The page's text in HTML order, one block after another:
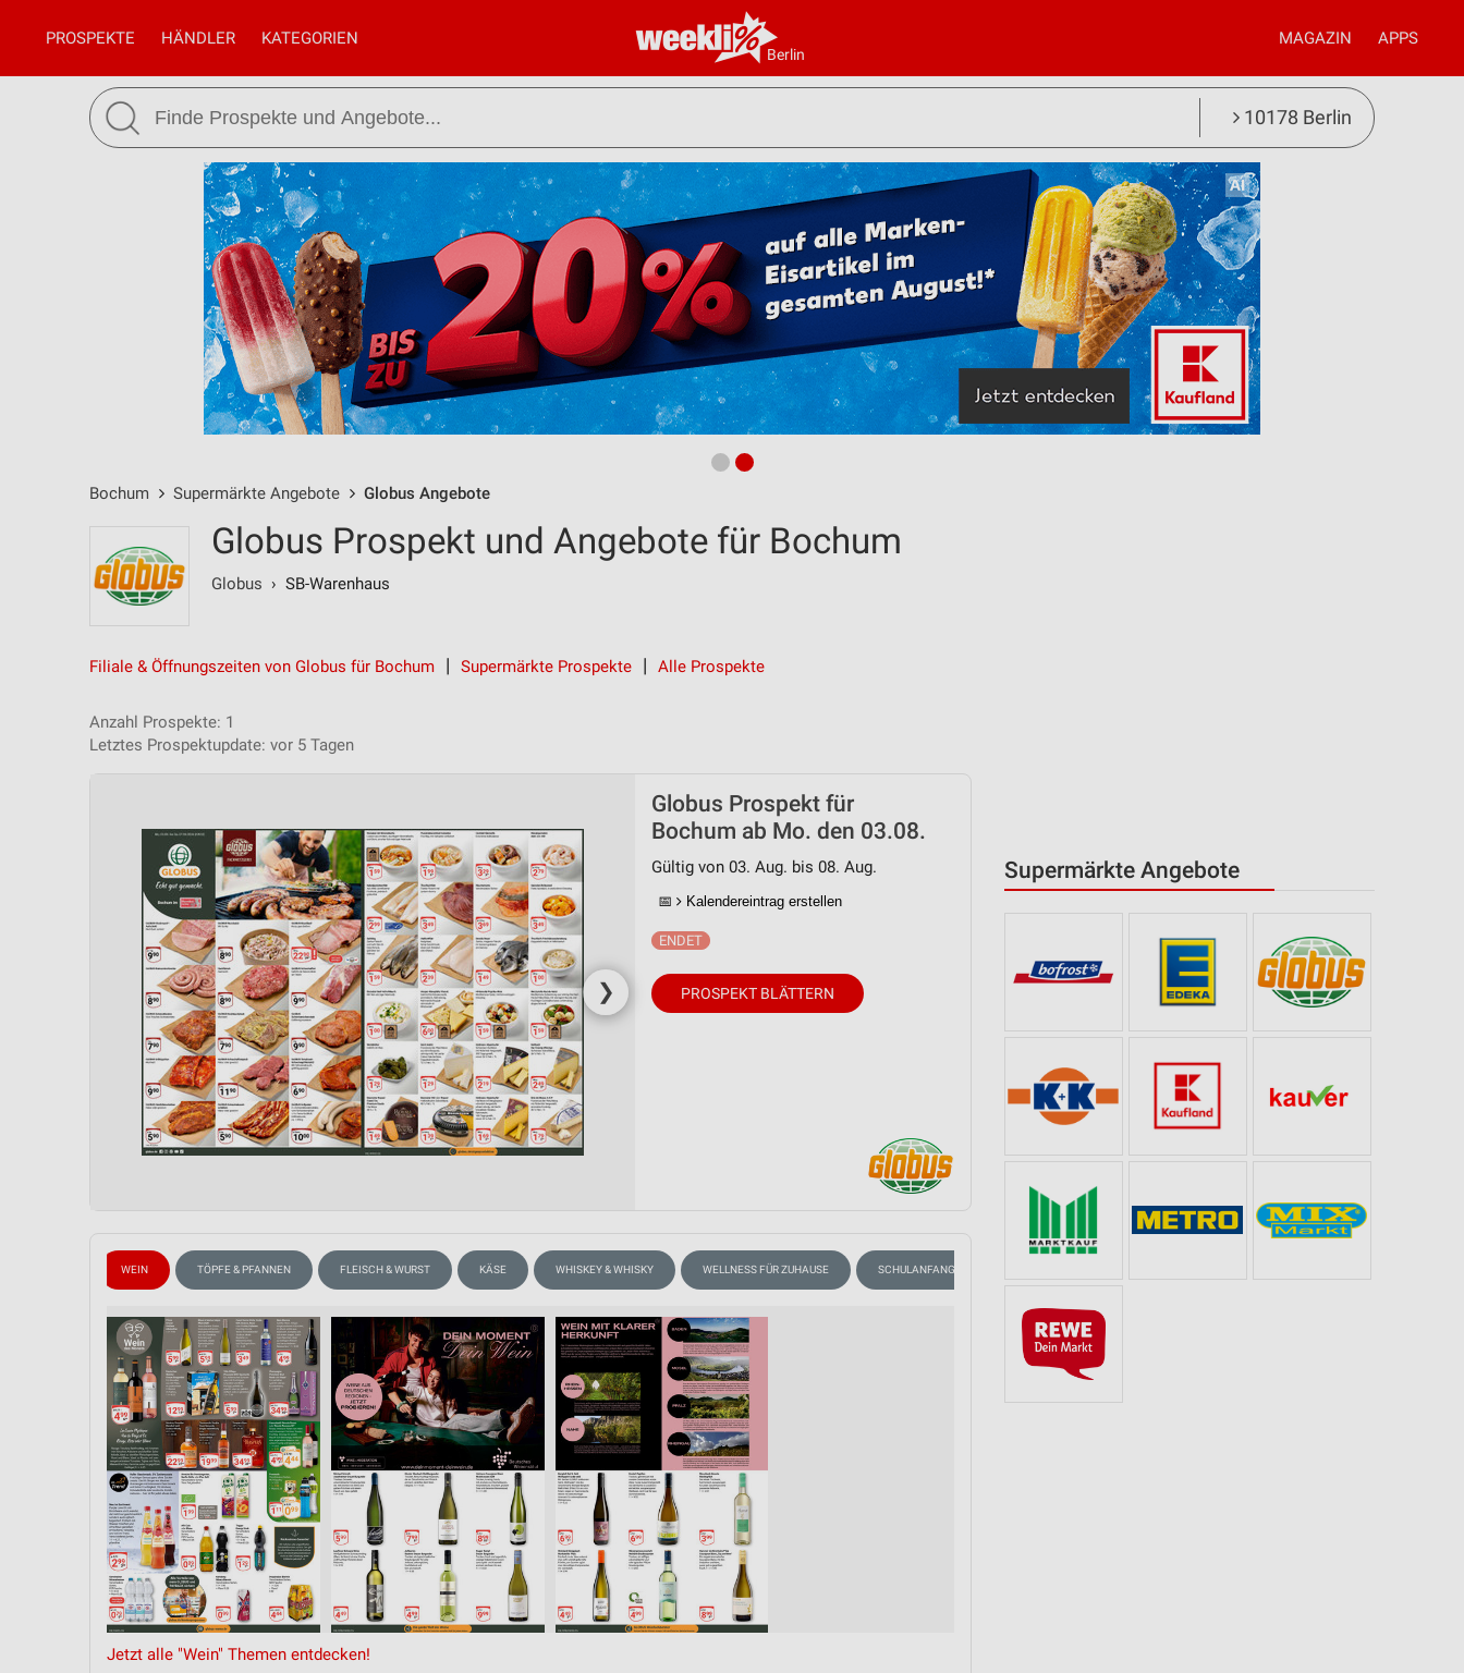
Berlin
PROSPEKTE HÄNDLER KATEGORIEN MAGAZIN APPS
10178 Berlin
Bochum Supermärkte Angebote Globus Angebote
Supermärkte Angebote
Globus Prospekt und Angebote für Bochum
Globus › SB-Warenhaus
Filiale & Öffnungszeiten von Globus für Bochum Supermärkte Prospekte Alle Prospekte
Anzahl Prospekte: 1
Letztes Prospektupdate: vor 5 Tagen
❯
Globus Prospekt für
Bochum ab Mo. den 03.08.
Gültig von 03. Aug. bis 08. Aug.
📅 Kalendereintrag erstellen
PROSPEKT BLÄTTERN
WEIN TÖPFE & PFANNEN FLEISCH & WURST KÄSE WHISKEY & WHISKY WELLNESS FÜR ZUHAUSE SCHULANFANG
Jetzt alle "Wein" Themen entdecken!